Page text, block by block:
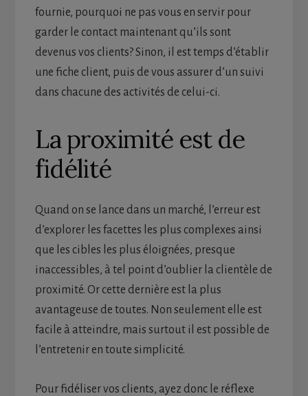
fournie, pourquoi ne pas vous en servir pour
garder le contact maintenant qu’ils sont
devenus vos clients? Sinon, il est temps d’établir
une fiche client, puis de vous assurer d’un suivi
dans chacune des activités de celui-ci.
La proximité est de
fidélité
Quand on se lance dans un marché, l’erreur est
d’explorer les facettes les plus complexes ainsi
que les cibles les plus éloignées, presque
inaccessibles, à tel point d’oublier la clientèle de
proximité. Or cette dernière est la plus
avantageuse de toutes. Non seulement elle est
facile à atteindre, mais surtout il est possible de
l’entretenir en toute simplicité.
Pour fidéliser vos clients, ayez donc le réflexe